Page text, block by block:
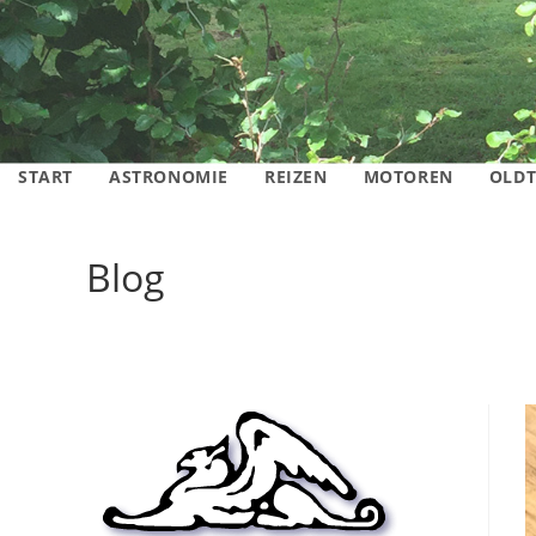
START ASTRONOMIE REIZEN MOTOREN
Blog